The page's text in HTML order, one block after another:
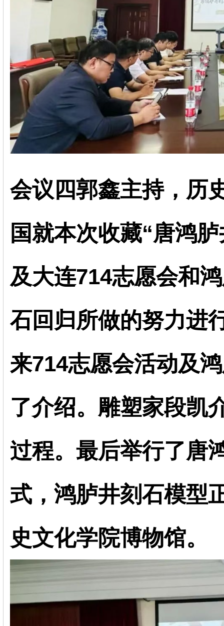
会议四郭鑫主持，历
国就本次收藏“唐鸿
及大连714志愿会和
石回归所做的努力进
来714志愿会活动及
了介绍。雕塑家段凯
过程。最后举行了唐
式，鸿胪井刻石模型
史文化学院博物馆。